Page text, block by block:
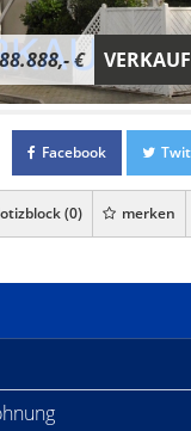
€
Facebook
(0) merken